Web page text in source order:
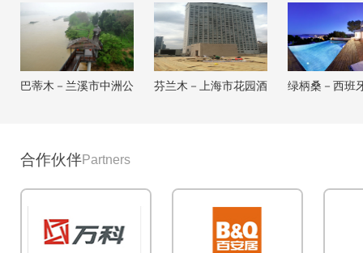
巴蒂木－兰溪市中洲公 芬兰木－上海市花园酒 绿柄桑－西班
合作伙伴Partners